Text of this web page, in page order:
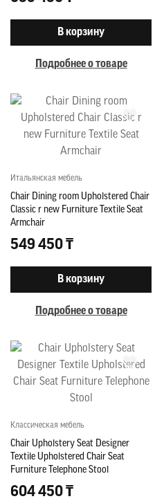
В корзину
Подробнее о товаре
Итальянская мебель
Chair Dining room Upholstered Chair
Classic r new Furniture Textile Seat
Armchair
549 450 ₸
В корзину
Подробнее о товаре
Классическая мебель
Chair Upholstery Seat Designer
Textile Upholstered Chair Seat
Furniture Telephone Stool
604 450 ₸